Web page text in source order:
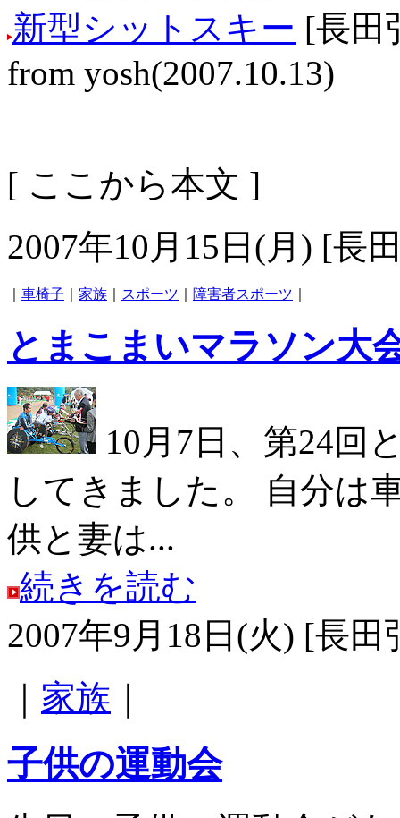
新型シットスキー [長田
from yosh(2007.10.13)
[ ここから本文 ]
2007年10月15日(月) [長
車椅子 家族 スポーツ 障害者スポーツ
とまこまいマラソン大
10月7日、第24回
してきました。 自分は
供と妻は...
続きを読む
2007年9月18日(火) [長田
家族
子供の運動会